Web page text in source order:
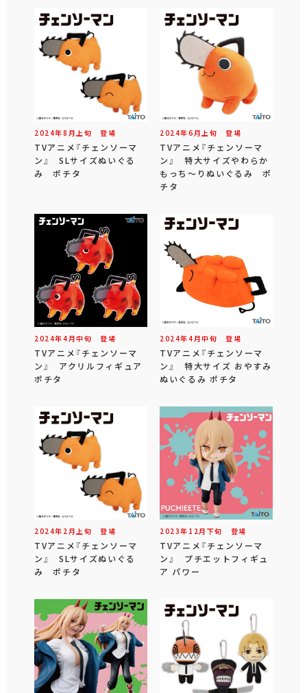
2024年8 月 上旬 登場
TVアニメ『チェンソーマ
ン』 SLサイズぬいぐる
み ポチタ
2024年6 月 上旬 登場
TVアニメ『チェンソーマ
ン』 特大サイズやわらか
もっち～りぬいぐるみ ポ
チタ
2024年4 月中旬 登場
TVアニメ『チェンソーマ
ン』 アクリルフィギュア
ポチタ
2024年4 月中旬 登場
TVアニメ『チェンソーマ
ン』 特大サイズ おやすみ
ぬいぐるみ ポチタ
2024年 2 月 上旬 登場
TVアニメ『チェンソーマ
ン』 SLサイズぬいぐる
み ポチタ
2023年 12 月 下旬 登場
TVアニメ『チェンソーマ
ン』 プチエットフィギュ
ア パワー